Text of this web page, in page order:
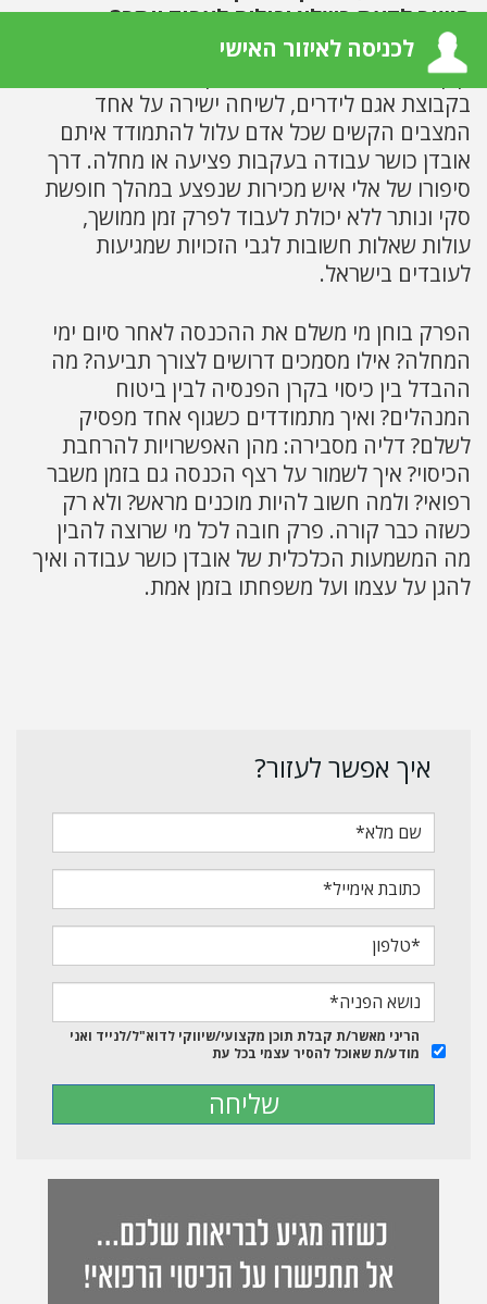
לכניסה לאיזור האישי
חשוב לדעת כשלא יכולים לעבוד יותר?
קרן וגיא מארחים את דליה עידן סמנכ״ל התפעול
בקבוצת אגם לידרים, לשיחה ישירה על אחד
המצבים הקשים שכל אדם עלול להתמודד איתם
אובדן כושר עבודה בעקבות פציעה או מחלה. דרך
סיפורו של אלי איש מכירות שנפצע במהלך חופשת
סקי ונותר ללא יכולת לעבוד לפרק זמן ממושך,
עולות שאלות חשובות לגבי הזכויות שמגיעות
לעובדים בישראל.
הפרק בוחן מי משלם את ההכנסה לאחר סיום ימי
המחלה? אילו מסמכים דרושים לצורך תביעה? מה
ההבדל בין כיסוי בקרן הפנסיה לבין ביטוח
המנהלים? ואיך מתמודדים כשגוף אחד מפסיק
לשלם? דליה מסבירה: מהן האפשרויות להרחבת
הכיסוי? איך לשמור על רצף הכנסה גם בזמן משבר
רפואי? ולמה חשוב להיות מוכנים מראש? ולא רק
כשזה כבר קורה. פרק חובה לכל מי שרוצה להבין
מה המשמעות הכלכלית של אובדן כושר עבודה ואיך
להגן על עצמו ועל משפחתו בזמן אמת.
איך אפשר לעזור?
הריני מאשר/ת קבלת תוכן מקצועי/שיווקי לדוא"ל/לנייד ואני
מודע/ת שאוכל להסיר עצמי בכל עת
שליחה